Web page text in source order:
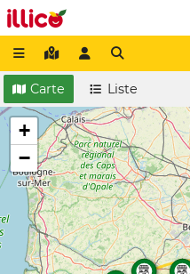
Carte Liste
+
−